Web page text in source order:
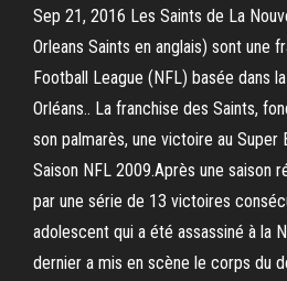
Sep 21, 2016 Les Saints de La
Orleans Saints en anglais) sont une
Football League (NFL) basée dans
Orléans.. La franchise des Saints,
son palmarès, une victoire au Super
Saison NFL 2009.Après une saison
par une série de 13 victoires
adolescent qui a été assassiné à la
dernier a mis en scène le corps du